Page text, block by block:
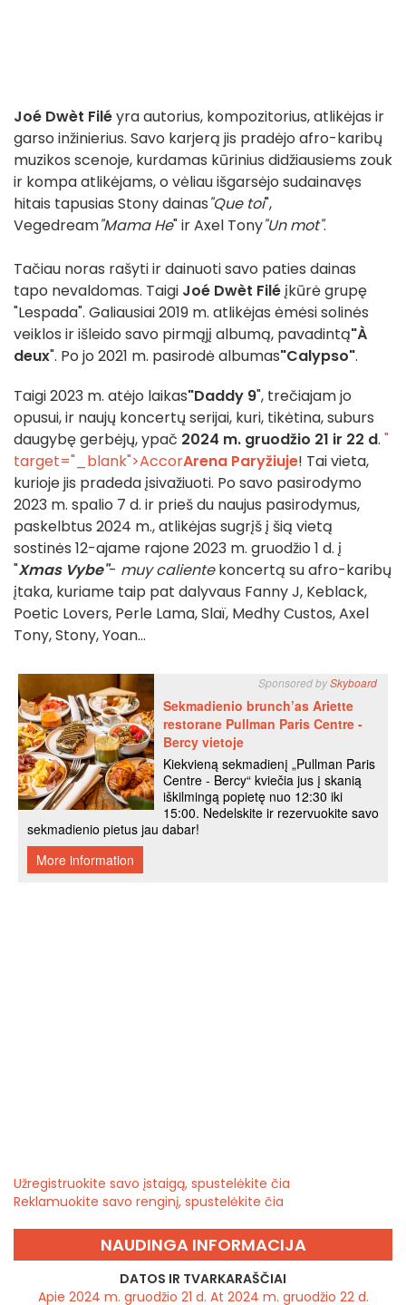
Joé Dwèt Filéyra autorius, kompozitorius, atlikėjas ir
garso inžinierius. Savo karjerą jis pradėjo afro-karibų
muzikos scenoje, kurdamas kūrinius didžiausiems zouk
ir kompa atlikėjams, o vėliau išgarsėjo sudainavęs
hitais tapusias Stony dainas"Que toi",
Vegedream"Mama He" ir Axel Tony"Un mot".
Tačiau noras rašyti ir dainuoti savo paties dainas
tapo nevaldomas. Taigi Joé Dwèt Filé įkūrė grupę
"Lespada". Galiausiai 2019 m. atlikėjas ėmėsi solinės
veiklos ir išleido savo pirmąjį albumą, pavadintą"À
deux". Po jo 2021 m. pasirodė albumas"Calypso".
Taigi 2023 m. atėjo laikas"Daddy 9", trečiajam jo
opusui, ir naujų koncertų serijai, kuri, tikėtina, suburs
daugybę gerbėjų, ypač 2024 m. gruodžio 21 ir 22 d. "
target="_blank">AccorArena Paryžiuje! Tai vieta,
kurioje jis pradeda įsivažiuoti. Po savo pasirodymo
2023 m. spalio 7 d. ir prieš du naujus pasirodymus,
paskelbtus 2024 m., atlikėjas sugrįš į šią vietą
sostinės 12-ajame rajone 2023 m. gruodžio 1 d. į
"Xmas Vybe"- muy calientekoncertą su afro-karibų
įtaka, kuriame taip pat dalyvaus Fanny J, Keblack,
Poetic Lovers, Perle Lama, Slaï, Medhy Custos, Axel
Tony, Stony, Yoan...
Užregistruokite savo įstaigą, spustelėkite čia
Reklamuokite savo renginį, spustelėkite čia
NAUDINGA INFORMACIJA
DATOS IR TVARKARAŠČIAI
Apie 2024 m. gruodžio 21 d. At 2024 m. gruodžio 22 d.